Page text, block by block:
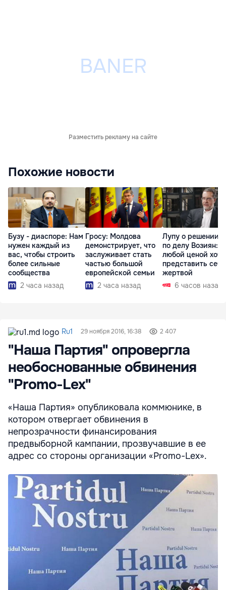
Разместить рекламу на сайте
Похожие новости
Бузу - диаспоре: Нам
нужен каждый из
вас, чтобы строить
более сильные
сообщества
2 часа назад
Гросу: Молдова
демонстрирует, что
заслуживает стать
частью большой
европейской семьи
2 часа назад
Лупу о решении
по делу Возиян:
любой ценой
представить себя
жертвой
6 часов назад
Ru1 29 ноября 2016, 16:38 2 407
"Наша Партия" опровергла
необоснованные обвинения
"Promo-Lex"
«Наша Партия» опубликовала коммюнике, в
котором отвергает обвинения в
непрозрачности финансирования
предвыборной кампании, прозвучавшие в ее
адрес со стороны организации «Promo-Lex».